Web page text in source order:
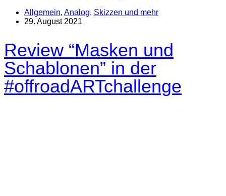
Allgemein, Analog, Skizzen und mehr
29. August 2021
Review “Masken und
Schablonen” in der
#offroadARTchallenge